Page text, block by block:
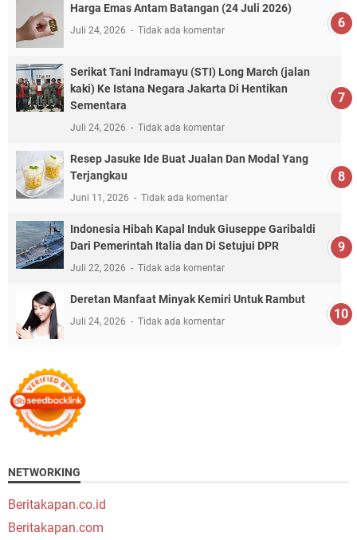
Harga Emas Antam Batangan (24 Juli 2026)
Juli 24, 2026 Tidak ada komentar
Serikat Tani Indramayu (STI) Long March (jalan
kaki) Ke Istana Negara Jakarta Di Hentikan
Sementara
Juli 24, 2026 Tidak ada komentar
Resep Jasuke Ide Buat Jualan Dan Modal Yang
Terjangkau
Juni 11, 2026 Tidak ada komentar
Indonesia Hibah Kapal Induk Giuseppe Garibaldi
Dari Pemerintah Italia dan Di Setujui DPR
Juli 22, 2026 Tidak ada komentar
Deretan Manfaat Minyak Kemiri Untuk Rambut
Juli 24, 2026 Tidak ada komentar
NETWORKING
Beritakapan.co.id
Beritakapan.com